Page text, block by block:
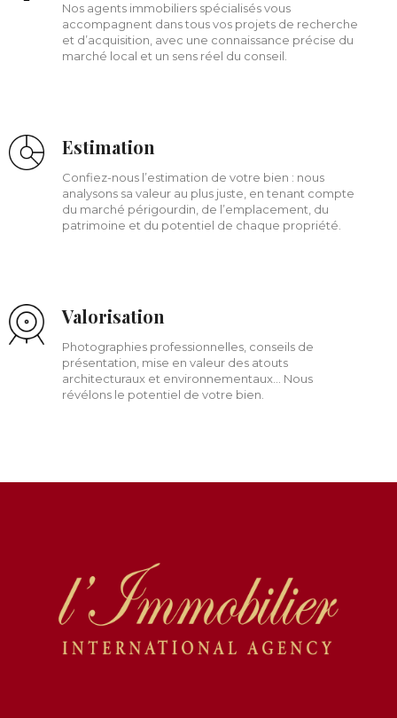
Nos agents immobiliers spécialisés vous
accompagnent dans tous vos projets de recherche
et d’acquisition, avec une connaissance précise du
marché local et un sens réel du conseil.
Estimation
Confiez-nous l’estimation de votre bien : nous
analysons sa valeur au plus juste, en tenant compte
du marché périgourdin, de l’emplacement, du
patrimoine et du potentiel de chaque propriété.
Valorisation
Photographies professionnelles, conseils de
présentation, mise en valeur des atouts
architecturaux et environnementaux… Nous
révélons le potentiel de votre bien.